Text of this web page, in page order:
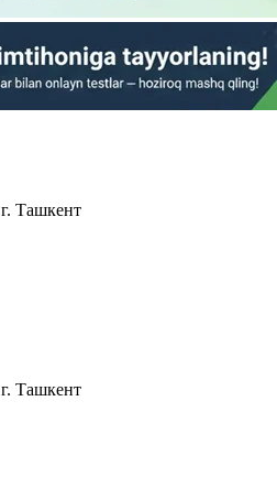
г. Ташкент
г. Ташкент